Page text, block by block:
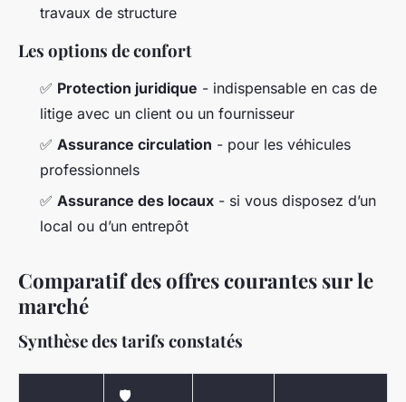
travaux de structure
Les options de confort
✅ Protection juridique - indispensable en cas de
litige avec un client ou un fournisseur
✅ Assurance circulation - pour les véhicules
professionnels
✅ Assurance des locaux - si vous disposez d’un
local ou d’un entrepôt
Comparatif des offres courantes sur le
marché
Synthèse des tarifs constatés
🛡️